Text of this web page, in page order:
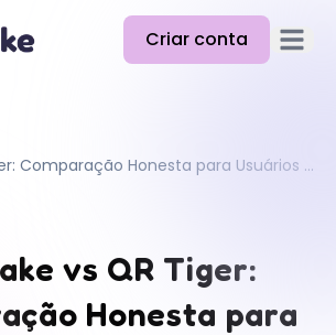
Criar conta Abrir
QR Cake vs QR Tiger: Comparação Honesta para Usuários de Códigos QR Dinâmicos
vs QR Tiger:
Honesta para